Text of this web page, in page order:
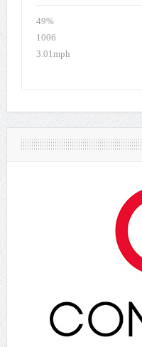
49%
1006
3.01mph